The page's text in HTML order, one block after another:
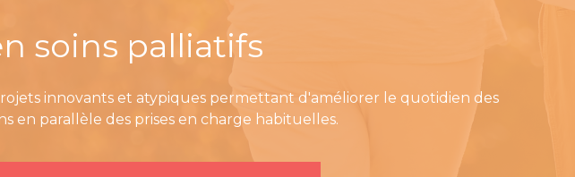
soins palliatifs
innovants et atypiques permettant d'améliorer le quotidien des
en parallèle des prises en charge habituelles.